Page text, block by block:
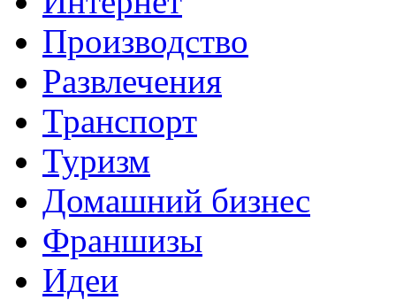
Производство
Развлечения
Транспорт
Туризм
Домашний бизнес
Франшизы
Идеи